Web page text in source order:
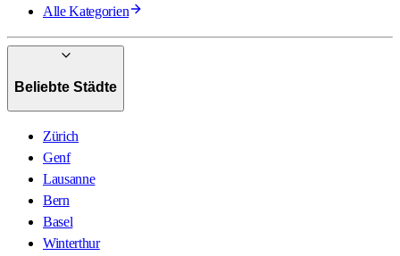
Alle Kategorien
Beliebte Städte
Zürich
Genf
Lausanne
Bern
Basel
Winterthur